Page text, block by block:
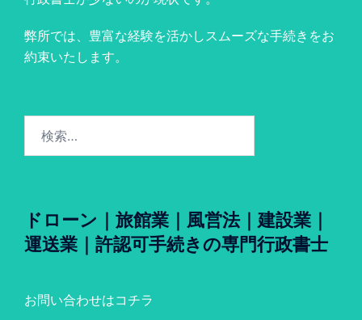
弊所では、豊富な経験を活かしスムーズな手続きをお
約束いたします。
ドローン｜旅館業｜風営法｜建設業｜
運送業｜許認可手続きの専門行政書士
お問い合わせはコチラ